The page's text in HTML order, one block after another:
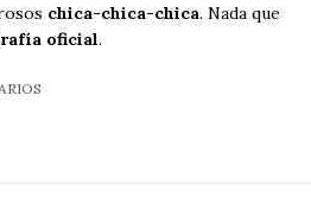
chica-chica-chica. Nada que
oficial.